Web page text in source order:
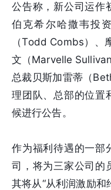
公告称，新公司运作
伯克希尔哈撒韦投
（Todd Combs）、
文（Marvelle
总裁贝斯加雷蒂（
理团队、总部的位置
候进行公告。
作为福利待遇的一部
司，将为三家公司的
其将从“从利润激励和